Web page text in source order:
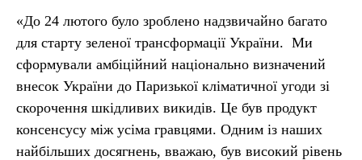
«До 24 лютого було зроблено надзвичайно багато
для старту зеленої трансформації України. Ми
сформували амбіційний національно визначений
внесок України до Паризької кліматичної угоди зі
скорочення шкідливих викидів. Це був продукт
консенсусу між усіма гравцями. Одним із наших
найбільших досягнень, вважаю, був високий рівень